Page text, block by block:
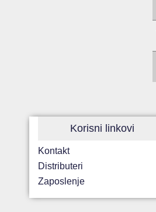
Korisni linkovi
Kontakt
Distributeri
Zaposlenje